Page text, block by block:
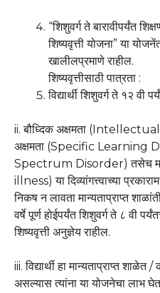
“शिशुवर्ग ते बारावीपर्यंत
शिष्यवृत्ती योजना” या
खालीलप्रमाणे राहील.
शिष्यवृत्तीसाठी पात्रता :
विद्यार्थी शिशुवर्ग ते १२ वी
ii. बौध्दिक अक्षमता
अक्षमता (Specific Learning
Spectrum Disorder) तसेच
illness) या दिव्यांगत्त्वाच्या
निकष न लावता मान्यताप्राप्त
वर्षे पूर्ण होईपर्यंत शिशुवर्ग ते ८ वी
शिष्यवृत्ती अनुज्ञेय राहील.
iii. विद्यार्थी हा मान्यताप्राप्त शाळेत
असल्यास त्यांना या योजनेचा लाभ